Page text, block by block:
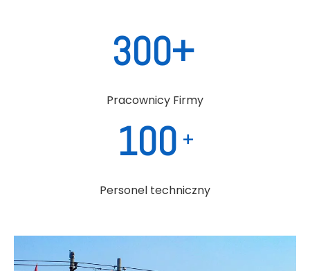
300+
Pracownicy Firmy
100 +
Personel techniczny